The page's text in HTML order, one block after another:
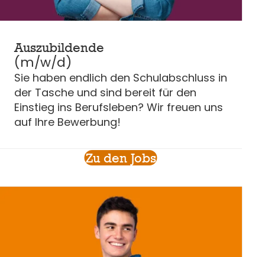
Auszubildende
(m/w/d)
Sie haben endlich den Schulabschluss in
der Tasche und sind bereit für den
Einstieg ins Berufsleben? Wir freuen uns
auf Ihre Bewerbung!
Zu den Jobs